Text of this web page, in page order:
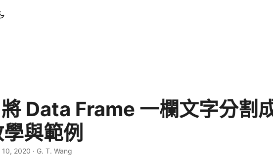
將 Data Frame 一欄文字分割
與範例
10, 2020 · G. T. Wang